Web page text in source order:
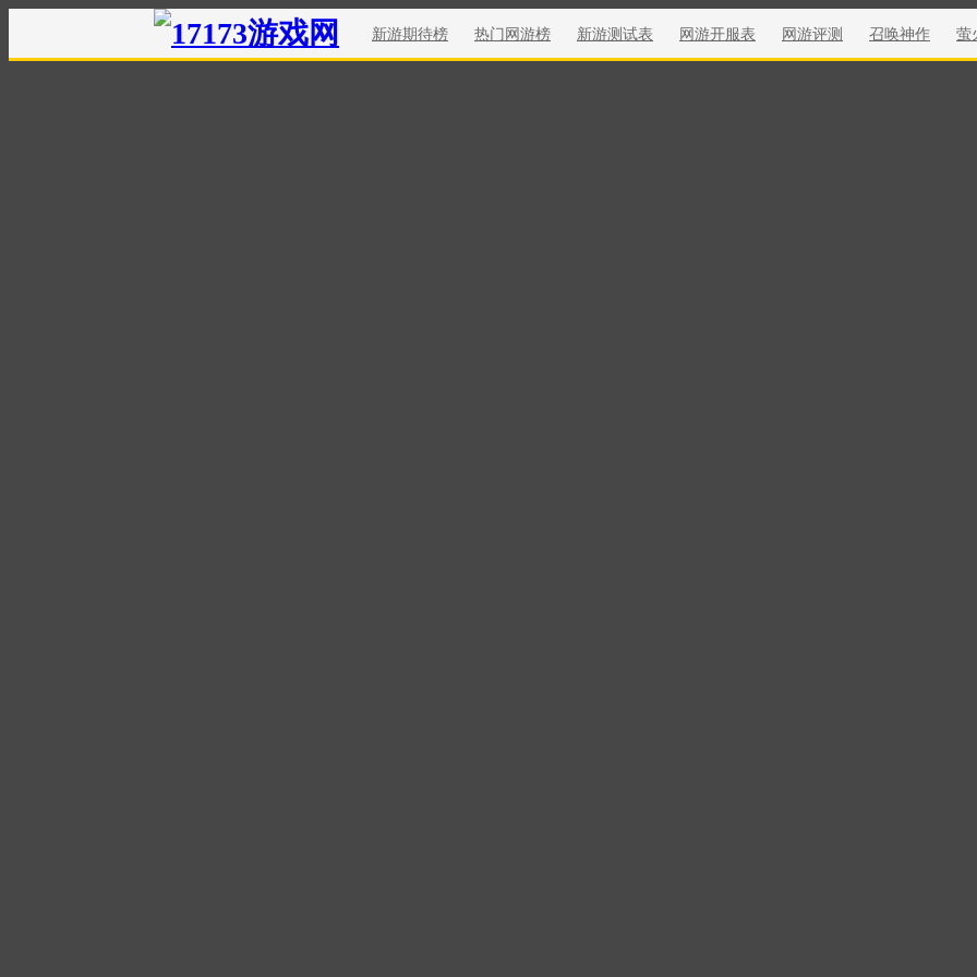
新游期待榜 热门网游榜 新游测试表 网游开服表 网游评测 召唤神作 萤